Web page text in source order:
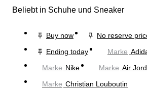
Beliebt in Schuhe und Sneaker
Buy now
No reserve
Ending today
Marke
Marke Nike Marke Air
Marke Christian Louboutin